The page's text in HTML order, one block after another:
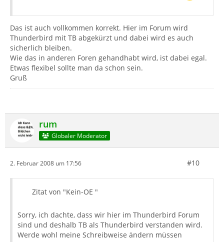
Das ist auch vollkommen korrekt. Hier im Forum wird
Thunderbird mit TB abgekürzt und dabei wird es auch
sicherlich bleiben.
Wie das in anderen Foren gehandhabt wird, ist dabei egal.
Etwas flexibel sollte man da schon sein.
Gruß
rum
Globaler Moderator
2. Februar 2008 um 17:56 #10
Zitat von "Kein-OE "
Sorry, ich dachte, dass wir hier im Thunderbird Forum
sind und deshalb TB als Thunderbird verstanden wird.
Werde wohl meine Schreibweise ändern müssen